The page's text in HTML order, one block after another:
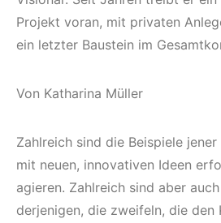
Projekt voran, mit privaten
ein letzter Baustein im
Von Katharina Müller
Zahlreich sind die Beispiele
mit neuen, innovativen Ideen
agieren. Zahlreich sind aber
derjenigen, die zweifeln, die den